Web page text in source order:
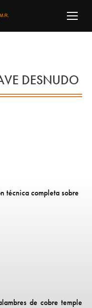
DESNUDO
técnica completa sobre
de cobre temple